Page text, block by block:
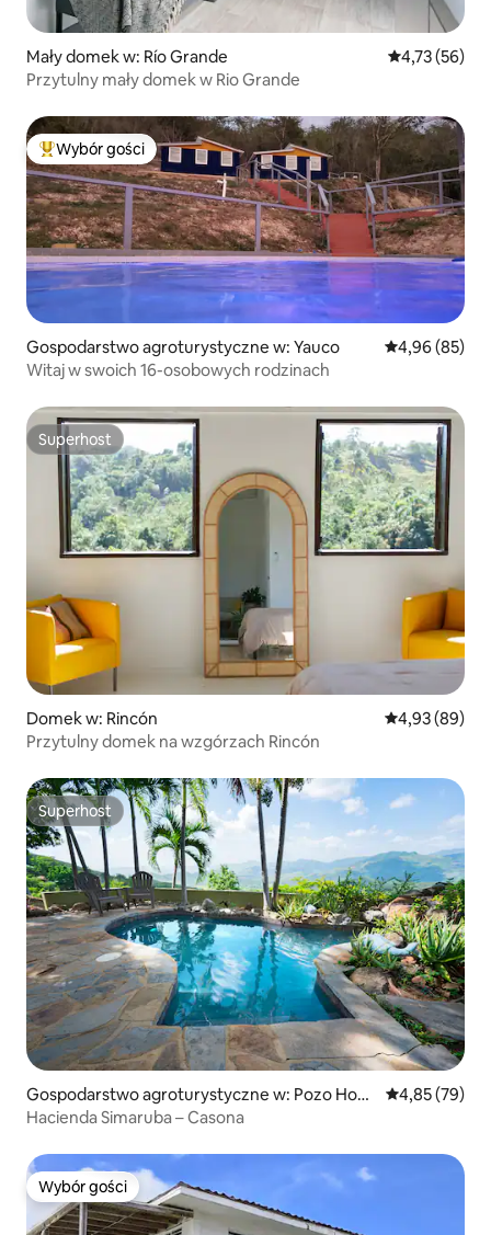
Mały domek w: Río Grande Średnia
4,73 (56)
Przytulny mały domek w Rio Grande
Najpopularniejsze z kategorii Wybór gości
Wybór gości
Gospodarstwo agroturystyczne w: Yauco Średnia
4,96 (85)
Witaj w swoich 16-osobowych rodzinach
Superhost
Superhost
Domek w: Rincón Średnia
4,93 (89)
Przytulny domek na wzgórzach Rincón
Superhost
Superhost
Gospodarstwo agroturystyczne w: Pozo Hond
o
Średnia
4,85 (79)
Hacienda Simaruba – Casona
Wybór gości
Wybór gości